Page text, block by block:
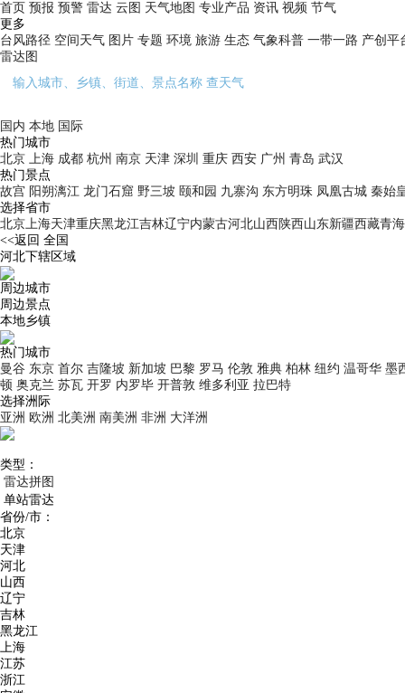
首页 预报 预警 雷达 云图 天气地图 专业产品 资讯 视频 节气
更多
台风路径 空间天气 图片 专题 环境 旅游 生态 气象科普 一带一路 产创平
雷达图
国内 本地 国际
热门城市
北京 上海 成都 杭州 南京 天津 深圳 重庆 西安 广州 青岛 武汉
热门景点
故宫 阳朔漓江 龙门石窟 野三坡 颐和园 九寨沟 东方明珠 凤凰古城 秦始
选择省市
北京上海天津重庆黑龙江吉林辽宁内蒙古河北山西 陕西山东新疆西藏青海
<<返回 全国
河北下辖区域
周边城市
周边景点
本地乡镇
热门城市
曼谷 东京 首尔 吉隆坡 新加坡 巴黎 罗马 伦敦 雅典 柏林 纽约 温哥华 墨
顿 奥克兰 苏瓦 开罗 内罗毕 开普敦 维多利亚 拉巴特
选择洲际
亚洲 欧洲 北美洲 南美洲 非洲 大洋洲
类型：
雷达拼图
单站雷达
省份/市：
北京
天津
河北
山西
辽宁
吉林
黑龙江
上海
江苏
浙江